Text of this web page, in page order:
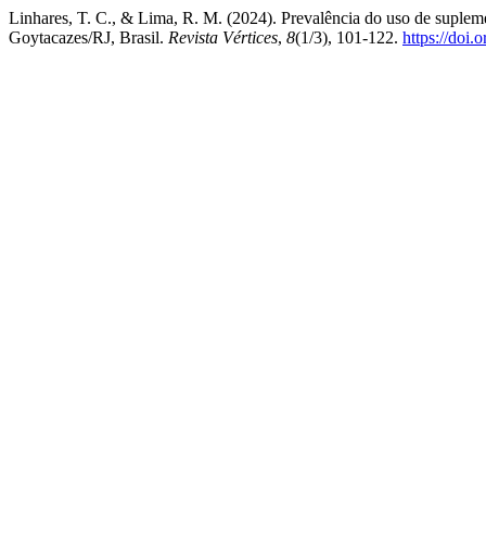
Linhares, T. C., & Lima, R. M. (2024). Prevalência do uso de
Goytacazes/RJ, Brasil. Revista Vértices, 8(1/3), 101-122. https://